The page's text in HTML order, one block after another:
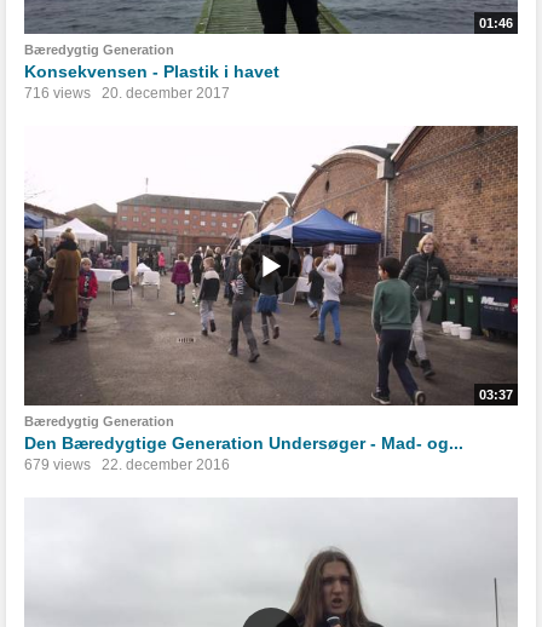
01:46
Bæredygtig Generation
Konsekvensen - Plastik i havet
716 views 20. december 2017
03:37
Bæredygtig Generation
Den Bæredygtige Generation Undersøger - Mad- og...
679 views 22. december 2016